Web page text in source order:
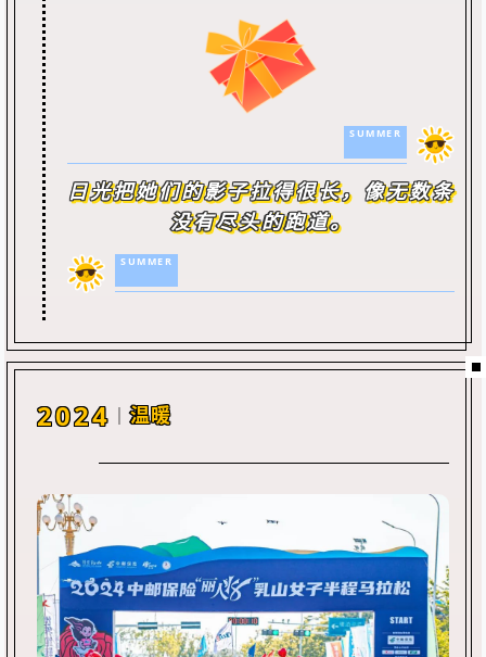
SUMMER
日光把她们的影子拉得很长，像无数条
没有尽头的跑道。
SUMMER
2024 ｜温暖